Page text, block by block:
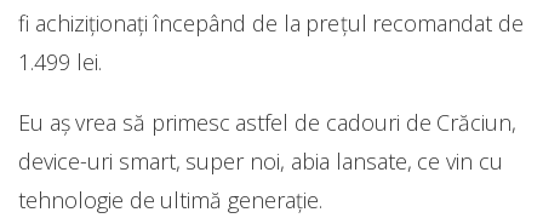
fi achiziționați începând de la prețul recomandat de
1.499 lei.
Eu aș vrea să primesc astfel de cadouri de Crăciun,
device-uri smart, super noi, abia lansate, ce vin cu
tehnologie de ultimă generație.